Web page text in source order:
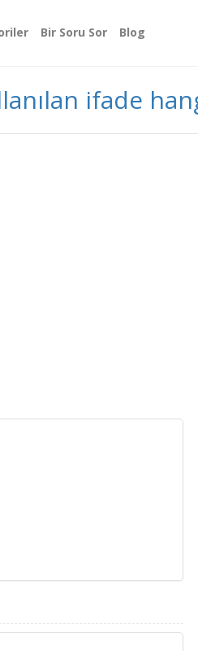
Bir Soru Sor Blog
ifade